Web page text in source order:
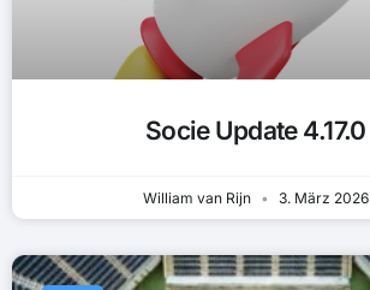
Socie Update 4.17.0
William van Rijn 3. März 2026